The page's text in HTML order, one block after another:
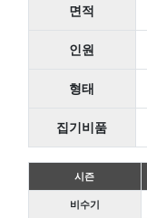
면적
인원
형태
집기비품
시즌
비수기